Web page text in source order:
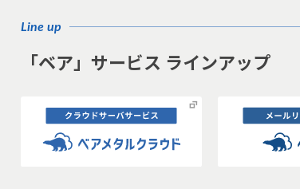
Line up
「ベア」サービス ラインアップ